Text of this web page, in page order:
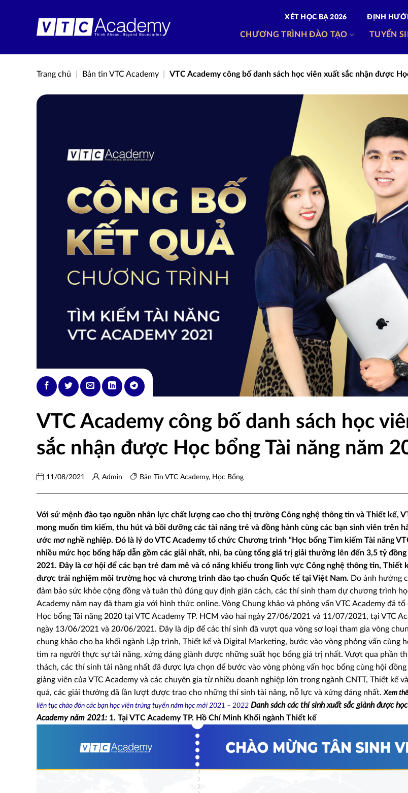
XÉT HỌC BẠ 2026 ĐỊNH
CHƯƠNG TRÌNH ĐÀO TẠO TUYỂN
Trang chủ Bản tin VTC Academy VTC Academy công bố danh sách học viên xuất sắc nhận được
VTC Academy công bố danh sách học
sắc nhận được Học bổng Tài năng năm
11/08/2021 Admin Bản Tin VTC Academy, Học Bổng
Với sứ mệnh đào tạo nguồn nhân lực chất lượng cao cho thị trường Công nghệ thông tin và Thiết kế,
mong muốn tìm kiếm, thu hút và bồi dưỡng các tài năng trẻ và đồng hành cùng các bạn sinh viên trên
ước mơ nghề nghiệp. Đó là lý do VTC Academy tổ chức Chương trình “Học bổng Tìm kiếm Tài năng
nhiều mức học bổng hấp dẫn gồm các giải nhất, nhì, ba cùng tổng giá trị giải thưởng lên đến 3,5 tỷ
2021. Đây là cơ hội để các bạn trẻ đam mê và có năng khiếu trong lĩnh vực Công nghệ thông tin, Thiết
được trải nghiệm môi trường học và chương trình đào tạo chuẩn Quốc tế tại Việt Nam. Do ảnh hưởng
đảm bảo sức khỏe cộng đồng và tuân thủ đúng quy định giãn cách, các thí sinh tham dự chương trình
Academy năm nay đã tham gia với hình thức online. Vòng Chung khảo và phỏng vấn VTC Academy đã
Học bổng Tài năng 2020 tại VTC Academy TP. HCM vào hai ngày 27/06/2021 và 11/07/2021, tại VTC
ngày 13/06/2021 và 20/06/2021. Đây là dịp để các thí sinh đã vượt qua vòng sơ loại tham gia vòng
chung khảo cho ba khối ngành Lập trình, Thiết kế và Digital Marketing, bước vào vòng phỏng vấn cùng
tìm ra người thực sự tài năng, xứng đáng giành được những suất học bổng giá trị nhất. Vượt qua phần
thách, các thí sinh tài năng nhất đã được lựa chọn để bước vào vòng phỏng vấn học bổng cùng hội đồng
giảng viên của VTC Academy và các chuyên gia từ nhiều doanh nghiệp lớn trong ngành CNTT, Thiết kế
quả, các giải thưởng đã lần lượt được trao cho những thí sinh tài năng, nỗ lực và xứng đáng nhất. Xem
liên tục chào đón các bạn học viên trúng tuyển năm học mới 2021 – 2022 Danh sách các thí sinh xuất sắc giành được
Academy năm 2021: 1. Tại VTC Academy TP. Hồ Chí Minh Khối ngành Thiết kế